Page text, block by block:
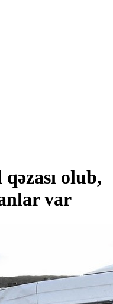
olub,
var